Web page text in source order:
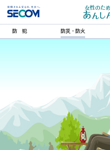
防 犯 防災・防火